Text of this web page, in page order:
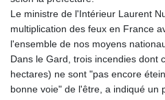
Le ministre de l'Intérieur Laurent
multiplication des feux en France
l'ensemble de nos moyens
Dans le Gard, trois incendies dont
hectares) ne sont "pas encore
bonne voie" de l'être, a indiqué un